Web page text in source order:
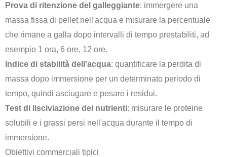
Prova di ritenzione del galleggiante: immergere una
massa fissa di pellet nell'acqua e misurare la percentuale
che rimane a galla dopo intervalli di tempo prestabiliti, ad
esempio 1 ora, 6 ore, 12 ore.
Indice di stabilità dell'acqua: quantificare la perdita di
massa dopo immersione per un determinato periodo di
tempo, quindi asciugare e pesare i residui.
Test di lisciviazione dei nutrienti: misurare le proteine
solubili e i grassi persi nell'acqua durante il tempo di
immersione.
Obiettivi commerciali tipici